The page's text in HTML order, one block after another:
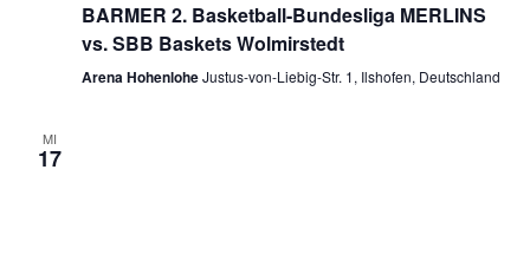
BARMER 2. Basketball-Bundesliga MERLINS
vs. SBB Baskets Wolmirstedt
Arena HohenloheJustus-von-Liebig-Str. 1, Ilshofen, Deutschland
MI
17